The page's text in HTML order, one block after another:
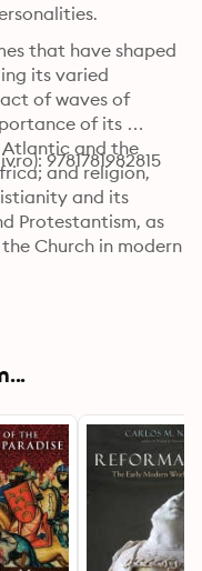
that have shaped
its varied
of waves of
of its
and the
and religion,
and its
Protestantism, as
Church in modern
9781781982815